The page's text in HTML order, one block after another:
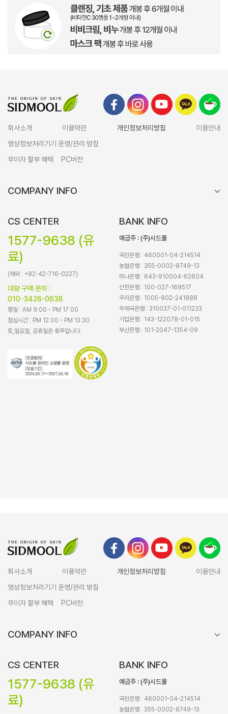
회사소개 이용약관 개인정보처리방침
이용안내
영상정보처리기기 운영/관리 방침
무이자 할부 혜택
PC버전
COMPANY INFO
CS CENTER
1577-9638 (유
료)
(해외 : +82-42-716-0227)
대량 구매 문의 :
010-3428-0638
평일 : AM 9:00 - PM 17:00
점심시간 : PM 12:00 - PM 13:30
토,일요일, 공휴일은 휴무입니다.
BANK INFO
예금주 : (주)시드물
국민은행 : 460001-04-214514
농협은행 : 355-0002-8749-13
하나은행 : 643-910004-62604
신한은행 : 100-027-169517
우리은행 : 1005-902-241888
우체국은행 : 310037-01-011233
기업은행 : 143-122078-01-015
부산은행 : 101-2047-1354-09
회사소개 이용약관 개인정보처리방침
이용안내
영상정보처리기기 운영/관리 방침
무이자 할부 혜택
PC버전
COMPANY INFO
CS CENTER
1577-9638 (유
료)
BANK INFO
예금주 : (주)시드물
국민은행 : 460001-04-214514
농협은행 : 355-0002-8749-13